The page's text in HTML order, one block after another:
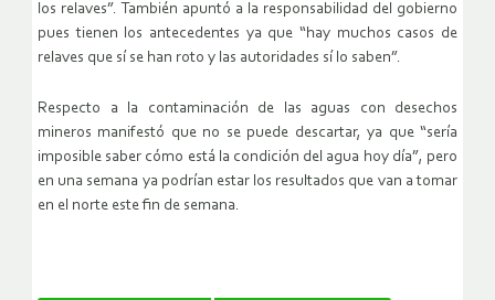
los relaves”. También apuntó a la responsabilidad del gobierno
pues tienen los antecedentes ya que “hay muchos casos de
relaves que sí se han roto y las autoridades sí lo saben”.
Respecto a la contaminación de las aguas con desechos
mineros manifestó que no se puede descartar, ya que “sería
imposible saber cómo está la condición del agua hoy día”, pero
en una semana ya podrían estar los resultados que van a tomar
en el norte este fin de semana.